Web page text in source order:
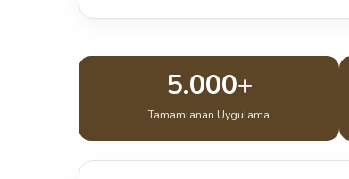
5.000+
Tamamlanan Uygulama